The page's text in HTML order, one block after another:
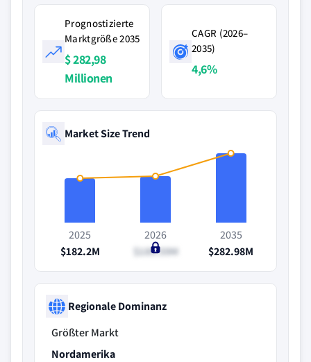
Prognostizierte
Marktgröße 2035
$ 282,98
Millionen
CAGR (2026–
2035)
4,6%
Market Size Trend
2025
$182.2M
2026
$189.59M
2035
$282.98M
Regionale Dominanz
Größter Markt
Nordamerika